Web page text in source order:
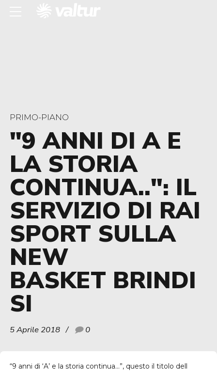
PRIMO-PIANO
"9 ANNI DI A E
LA STORIA
CONTINUA..": IL
SERVIZIO DI RAI
SPORT SULLA
NEW
BASKET BRINDI
SI
5 Aprile 2018 0
“9 anni di ‘A’ e la storia continua…”, questo il titolo dell